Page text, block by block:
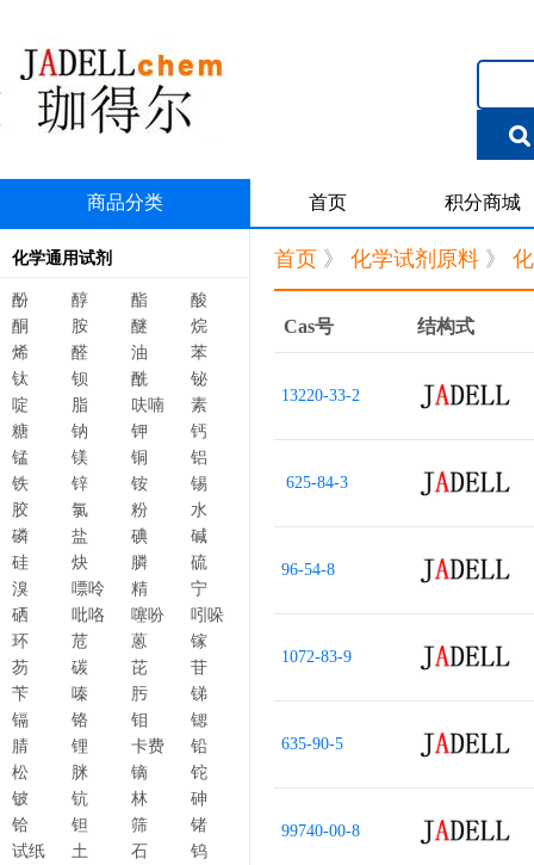
商品分类 首页 积分商城
化学通用试剂
酚 醇 酯
酸
酮
胺 醚
烷
烯
醛 油
苯
钛
钡 酰
铋
啶
脂 呋喃
素
糖
钠 钾
钙
锰
镁 铜
铝
铁
锌 铵
锡
胶
氯 粉
水
磷
盐 碘
碱
硅
炔 膦
硫
溴
嘌呤 精
宁
硒
吡咯 噻吩
吲哚
环
苊 蒽
镓
芴
碳 芘
苷
苄
嗪 肟
锑
镉
铬 钼
锶
腈
锂 卡费
铅
松
脒 镝
铊
铍
钪 林
砷
铪
钽 筛
锗
试纸
土 石
钨
首页 》 化学试剂原料 》
Cas号 结构式
13220-33-2
625-84-3
96-54-8
1072-83-9
635-90-5
99740-00-8